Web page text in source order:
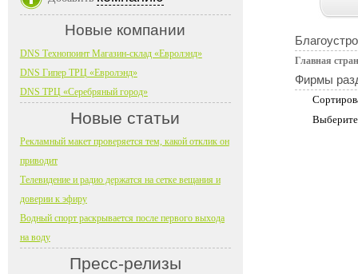
Главная
Фирмы
Новые компании
DNS Технопоинт Магазин-склад «Евролэнд»
DNS Гипер ТРЦ «Евролэнд»
DNS ТРЦ «Серебряный город»
Новые статьи
Рекламный макет проверяется тем, какой отклик он
приводит
Телевидение и радио держатся на сетке вещания и
доверии к эфиру
Водный спорт раскрывается после первого выхода
на воду
Пресс-релизы